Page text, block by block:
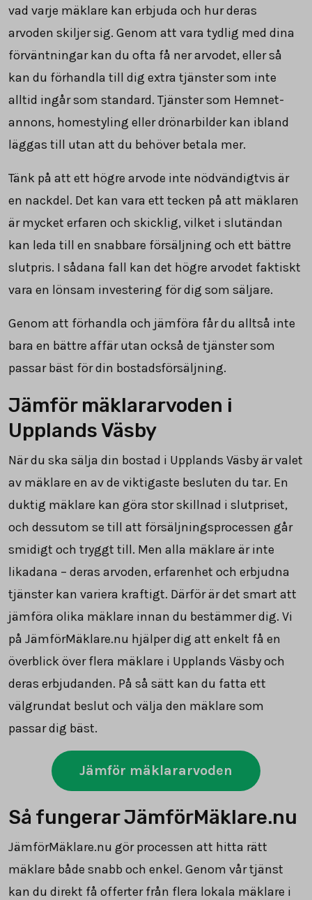
vad varje mäklare kan erbjuda och hur deras
arvoden skiljer sig. Genom att vara tydlig med dina
förväntningar kan du ofta få ner arvodet, eller så
kan du förhandla till dig extra tjänster som inte
alltid ingår som standard. Tjänster som Hemnet-
annons, homestyling eller drönarbilder kan ibland
läggas till utan att du behöver betala mer.
Tänk på att ett högre arvode inte nödvändigtvis är
en nackdel. Det kan vara ett tecken på att mäklaren
är mycket erfaren och skicklig, vilket i slutändan
kan leda till en snabbare försäljning och ett bättre
slutpris. I sådana fall kan det högre arvodet faktiskt
vara en lönsam investering för dig som säljare.
Genom att förhandla och jämföra får du alltså inte
bara en bättre affär utan också de tjänster som
passar bäst för din bostadsförsäljning.
Jämför mäklararvoden i
Upplands Väsby
När du ska sälja din bostad i Upplands Väsby är valet
av mäklare en av de viktigaste besluten du tar. En
duktig mäklare kan göra stor skillnad i slutpriset,
och dessutom se till att försäljningsprocessen går
smidigt och tryggt till. Men alla mäklare är inte
likadana – deras arvoden, erfarenhet och erbjudna
tjänster kan variera kraftigt. Därför är det smart att
jämföra olika mäklare innan du bestämmer dig. Vi
på JämförMäklare.nu hjälper dig att enkelt få en
överblick över flera mäklare i Upplands Väsby och
deras erbjudanden. På så sätt kan du fatta ett
välgrundat beslut och välja den mäklare som
passar dig bäst.
Jämför mäklararvoden
Så fungerar JämförMäklare.nu
JämförMäklare.nu gör processen att hitta rätt
mäklare både snabb och enkel. Genom vår tjänst
kan du direkt få offerter från flera lokala mäklare i